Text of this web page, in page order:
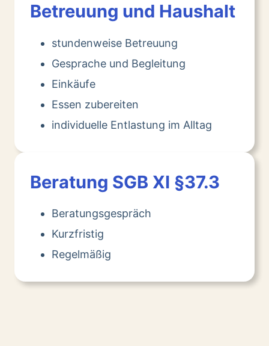
Betreuung und Haushalt
stundenweise Betreuung
Gesprache und Begleitung
Einkäufe
Essen zubereiten
individuelle Entlastung im Alltag
Beratung SGB XI §37.3
Beratungsgespräch
Kurzfristig
Regelmäßig